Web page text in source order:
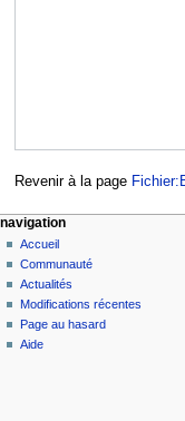
Revenir à la page
navigation
Accueil
Communauté
Actualités
Modifications récentes
Page au hasard
Aide